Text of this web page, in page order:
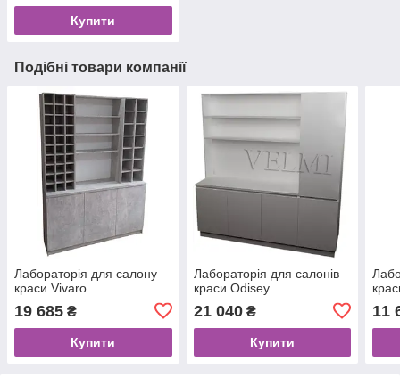
Купити
Подібні товари компанії
Лабораторія для салону
краси Vivaro
19 685 ₴
Купити
Лабораторія для салонів
краси Odisey
21 040₴
Купити
11